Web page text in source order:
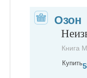
Озон
Книга
Купить